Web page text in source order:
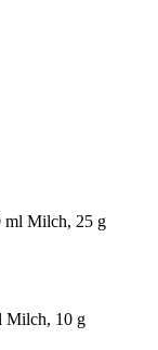
ml Milch, 25 g
Milch, 10 g